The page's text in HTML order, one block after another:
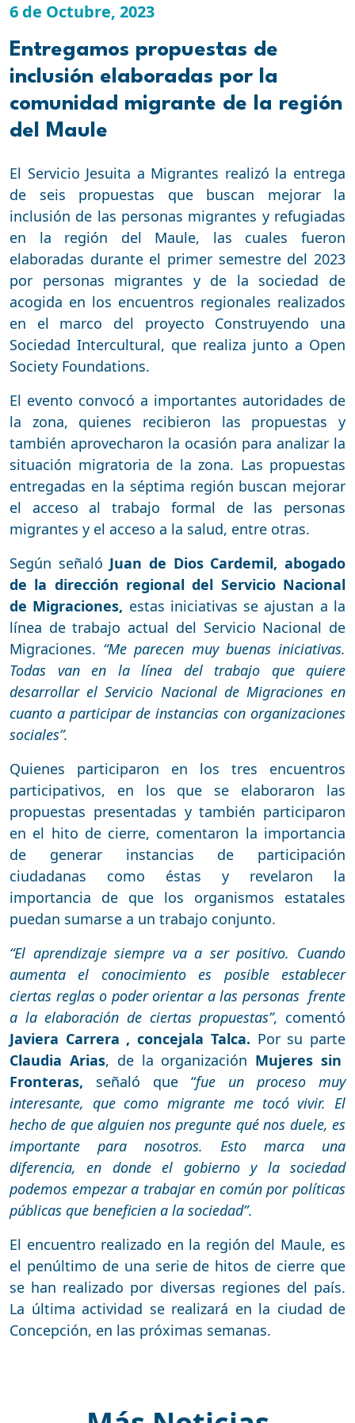
6 de Octubre, 2023
Entregamos propuestas de
inclusión elaboradas por la
comunidad migrante de la región
del Maule
El Servicio Jesuita a Migrantes realizó la entrega
de seis propuestas que buscan mejorar la
inclusión de las personas migrantes y refugiadas
en la región del Maule, las cuales fueron
elaboradas durante el primer semestre del 2023
por personas migrantes y de la sociedad de
acogida en los encuentros regionales realizados
en el marco del proyecto Construyendo una
Sociedad Intercultural, que realiza junto a Open
Society Foundations.
El evento convocó a importantes autoridades de
la zona, quienes recibieron las propuestas y
también aprovecharon la ocasión para analizar la
situación migratoria de la zona. Las propuestas
entregadas en la séptima región buscan mejorar
el acceso al trabajo formal de las personas
migrantes y el acceso a la salud, entre otras.
Según señaló Juan de Dios Cardemil, abogado
de la dirección regional del Servicio Nacional
de Migraciones, estas iniciativas se ajustan a la
línea de trabajo actual del Servicio Nacional de
Migraciones. “Me parecen muy buenas iniciativas.
Todas van en la línea del trabajo que quiere
desarrollar el Servicio Nacional de Migraciones en
cuanto a participar de instancias con organizaciones
sociales”.
Quienes participaron en los tres encuentros
participativos, en los que se elaboraron las
propuestas presentadas y también participaron
en el hito de cierre, comentaron la importancia
de generar instancias de participación
ciudadanas como éstas y revelaron la
importancia de que los organismos estatales
puedan sumarse a un trabajo conjunto.
“El aprendizaje siempre va a ser positivo. Cuando
aumenta el conocimiento es posible establecer
ciertas reglas o poder orientar a las personas frente
a la elaboración de ciertas propuestas”, comentó
Javiera Carrera , concejala Talca. Por su parte
Claudia Arias, de la organización Mujeres sin
Fronteras, señaló que “fue un proceso muy
interesante, que como migrante me tocó vivir. El
hecho de que alguien nos pregunte qué nos duele, es
importante para nosotros. Esto marca una
diferencia, en donde el gobierno y la sociedad
podemos empezar a trabajar en común por políticas
públicas que beneficien a la sociedad”.
El encuentro realizado en la región del Maule, es
el penúltimo de una serie de hitos de cierre que
se han realizado por diversas regiones del país.
La última actividad se realizará en la ciudad de
Concepción, en las próximas semanas.